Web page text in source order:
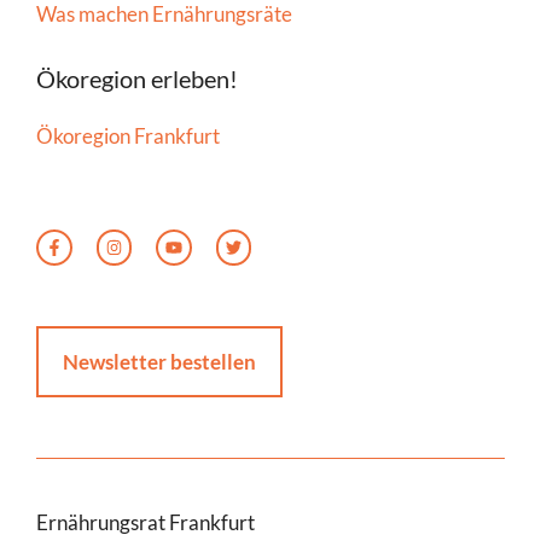
Was machen Ernährungsräte
Ökoregion erleben!
Ökoregion Frankfurt
Newsletter bestellen
Ernährungsrat Frankfurt